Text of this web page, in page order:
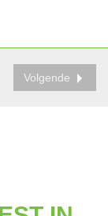
Volgende